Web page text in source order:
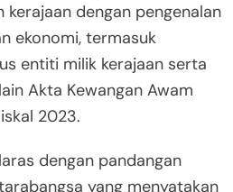
dengan pengenalan
ekonomi, termasuk
entiti milik kerajaan serta
Akta Kewangan Awam
2023.
dengan pandangan
yang menyatakan